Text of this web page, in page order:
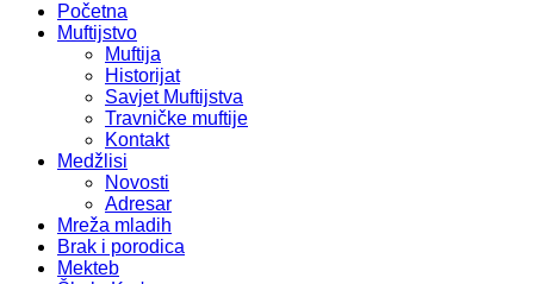
Početna
Muftijstvo
Muftija
Historijat
Savjet Muftijstva
Travničke muftije
Kontakt
Medžlisi
Novosti
Adresar
Mreža mladih
Brak i porodica
Mekteb